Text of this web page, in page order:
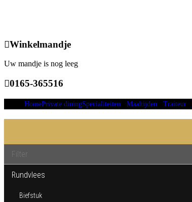
Winkelmandje
Uw mandje is nog leeg
0165-365516
HomePrivate diningSpecialiteiten Maaltijden Traiteur
Rundvlees
Biefstuk